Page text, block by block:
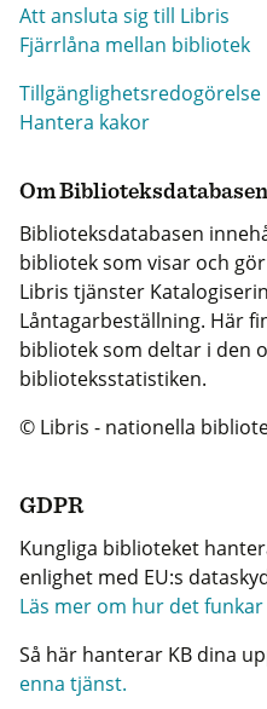
Att ansluta sig till Libris
Fjärrlåna mellan bibliotek
Tillgänglighetsredogörelse
Hantera kakor
Om Biblioteksdatabasen
Biblioteksdatabasen
bibliotek som visar och
Libris tjänster
Låntagarbeställning. Här
bibliotek som deltar i den
biblioteksstatistiken.
© Libris - nationella
GDPR
Kungliga biblioteket
enlighet med EU:s
Läs mer om hur det
Så här hanterar KB dina
enna tjänst.